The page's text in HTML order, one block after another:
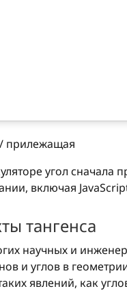
прилежащая
угол сначала
включая
тангенса
научных и
и углов в
явлений, как